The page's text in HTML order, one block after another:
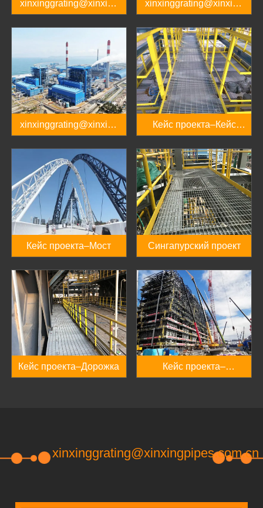
xinxinggrating@xinxing
pipes.com.cn
xinxinggrating@xinxing
pipes.com.cn
xinxinggrating@xinxing
pipes.com.cn
Кейс проекта–Кейс
проекта
Кейс проекта–Мост Сингапурский проект
Кейс проекта–Дорожка
Кейс проекта–
Заводская платформа
xinxinggrating@xinxingpipes.com.cn